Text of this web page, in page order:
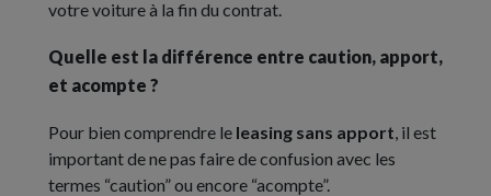
votre voiture à la fin du contrat.
Quelle est la différence entre caution, apport,
et acompte ?
Pour bien comprendre le leasing sans apport, il est
important de ne pas faire de confusion avec les
termes “caution” ou encore “acompte”.